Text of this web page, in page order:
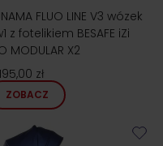
FLUO LINE V3 wózek
z fotelikiem BESAFE iZi
MODULAR X2
zł
ZOBACZ